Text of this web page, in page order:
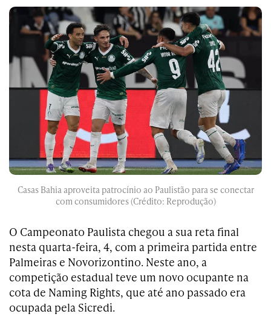
Casas Bahia aproveita patrocínio ao Paulistão para se conectar
com consumidores (Crédito: Reprodução)
O Campeonato Paulista chegou a sua reta final
nesta quarta-feira, 4, com a primeira partida entre
Palmeiras e Novorizontino. Neste ano, a
competição estadual teve um novo ocupante na
cota de Naming Rights, que até ano passado era
ocupada pela Sicredi.